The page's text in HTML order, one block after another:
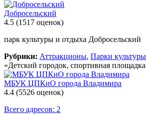
Добросельский
4.5 (1517 оценок)
парк культуры и отдыха Добросельский
Рубрики: Аттракционы, Парки
«Детский городок, спортивная
МБУК ЦПКиО города Владимира
4.4 (5526 оценок)
Всего адресов: 2